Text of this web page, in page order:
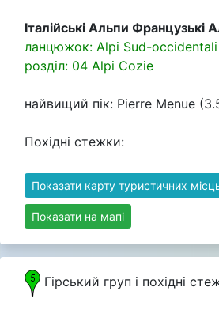
Італійські Альпи Французькі
ланцюжок: Alpi Sud-occidentali
розділ: 04 Alpi Cozie
найвищий пік: Pierre Menue
Похідні стежки:
Показати карту туристичних
Показати на мапі
Гірський груп i похідні